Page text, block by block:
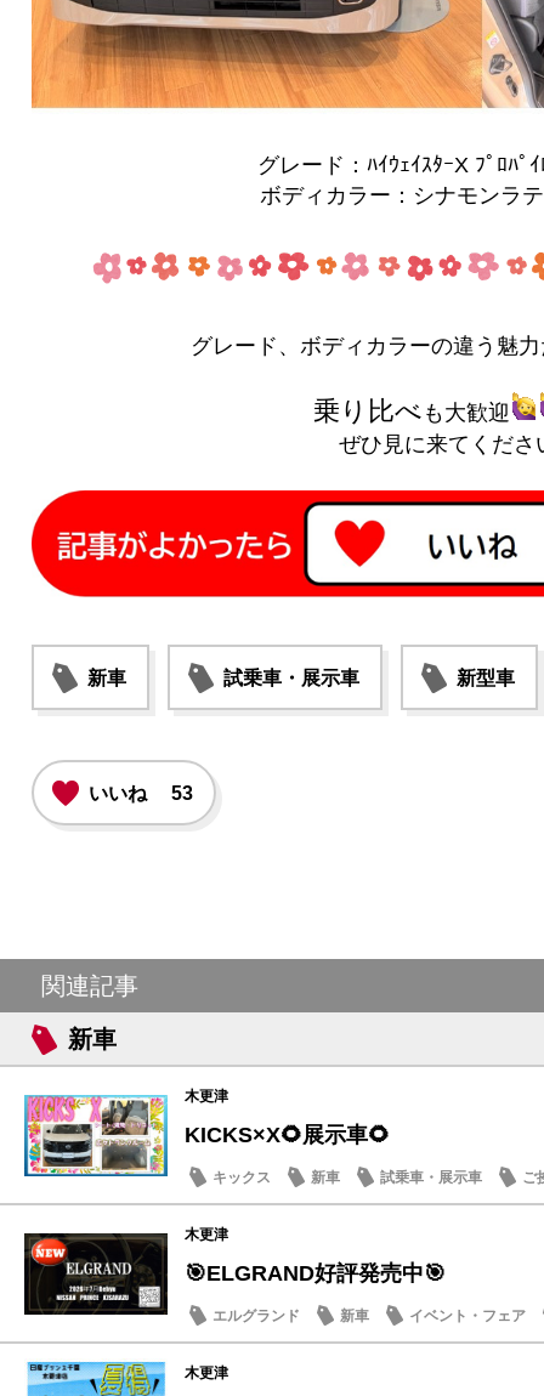
グレード：ﾊｲｳｪｲｽﾀｰX ﾌﾟﾛﾊﾟｲ
ボディカラー：シナモンラ
グレード、ボディカラーの違う魅
乗り比べ も大歓迎
ぜひ見に来てくださ
新車 試乗車・展示車 新型車
いいね 53
関連記事
新車
木更津
KICKS×X🌻展示車🌻
キックス 新車 試乗車・展示車 ご
木更津
🎯ELGRAND好評発売中🎯
エルグランド 新車 イベント・フェア
木更津